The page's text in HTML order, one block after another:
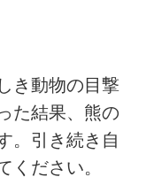
き動物の目撃
た結果、熊の
。引き続き自
ください。